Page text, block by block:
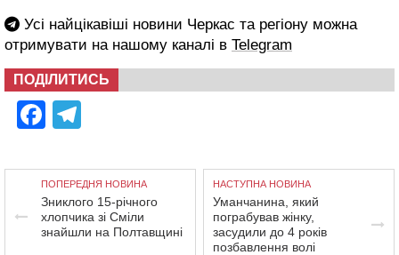
Усі найцікавіші новини Черкас та регіону можна
отримувати на нашому каналі в Telegram
ПОДІЛИТИСЬ
Facebook
ПОПЕРЕДНЯ НОВИНА
Зниклого 15-річного
хлопчика зі Сміли
знайшли на Полтавщині
НАСТУПНА НОВИНА
Уманчанина, який
пограбував жінку,
засудили до 4 років
позбавлення волі